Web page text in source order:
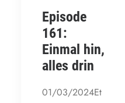
Episode
161:
Einmal hin,
alles drin
01/03/2024Et